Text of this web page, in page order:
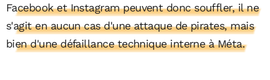
Facebook et Instagram peuvent donc souffler, il ne
s'agit en aucun cas d'une attaque de pirates, mais
bien d'une défaillance technique interne à Méta.